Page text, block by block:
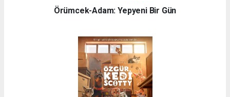
Örümcek-Adam: Yepyeni Bir Gün